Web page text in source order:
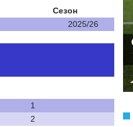
Сезон
2025/26
1
2